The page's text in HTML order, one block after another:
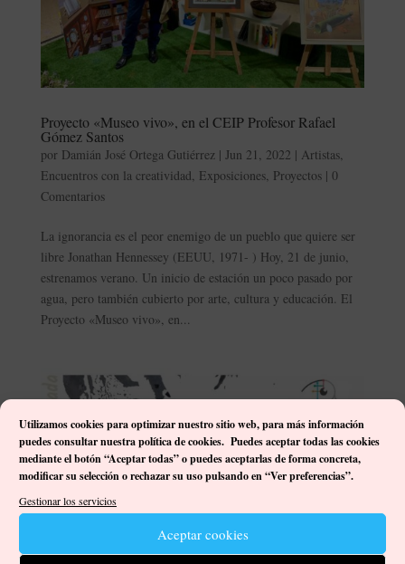
Utilizamos cookies para optimizar nuestro sitio web, para más información
puedes consultar nuestra política de cookies. Puedes aceptar todas las cookies
mediante el botón “Aceptar todas” o puedes aceptarlas de forma concreta,
modificar su selección o rechazar su uso pulsando en “Ver preferencias”.
Gestionar los servicios
Aceptar cookies
Proyecto «Museo vivo», en el CEIP Profesor Rafael
Gómez Santos
por Damián José Ortega Gutiérrez| Jun 21, 2022 | Artistas,
Encuentros con la creatividad, Exposiciones, Proyectos| 0
Comentarios
La ignorancia es el peor enemigo de un pueblo que quiere ser
libre Jonathan Hennessey (EEUU, 1971- ) Hoy, 21 de junio,
estrenamos verano. Un inicio de estación un poco pasado por
agua, pero también cubierto por arte, cultura y educación. El
Proyecto «Museo vivo», en...